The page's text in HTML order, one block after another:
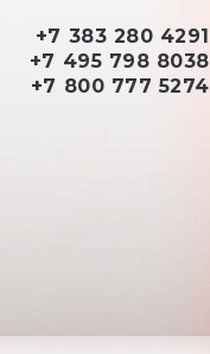
+7 383 280 4291
+7 495 798 8038
+7 800 777 5274